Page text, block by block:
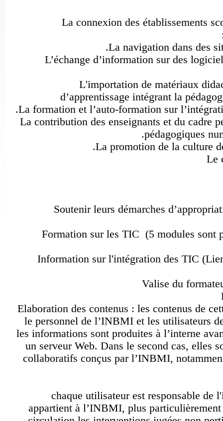
La connexion des établissements
La navigation dans des
L’échange d’information sur des
L'importation de matériaux
d’apprentissage intégrant la
La formation et l’auto-formation sur
La contribution des enseignants et du
pédagogiques
La promotion de la
Soutenir leurs démarches
Formation sur les TIC (5 modules
Information sur l'intégration des TIC
Valise du
Elaboration des contenus : les contenus de
le personnel de l’INBMI et les
les informations sont produites à l’interne
un serveur Web. Dans le second cas,
collaboratifs conçus par l’INBMI,
chaque utilisateur est responsable
appartient à l’INBMI, plus